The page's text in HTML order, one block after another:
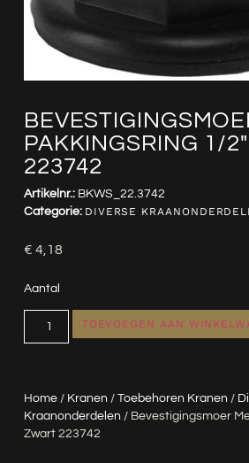
PAKKINGSRING 1/
223742
Home/ Kranen / Toebehoren Kranen /
Kraanonderdelen / Bevestigingsmoer
Zwart 223742
Artikelnr.: BKWS_22.3742
Categorie: DIVERSE
€ 4,18
Aantal
TOEVOEGEN AAN